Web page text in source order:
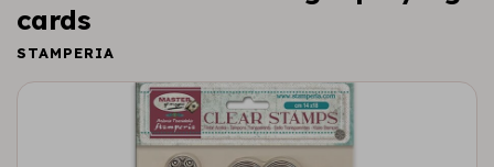
cards
STAMPERIA